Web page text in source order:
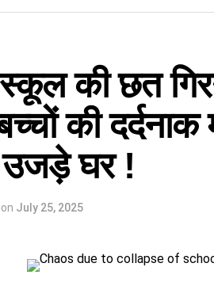
Admit Card 2026 कैसे डाउनलोड
केंद्र पर ले जाने वाले आवश्यक दस्तावेज
2026: परीक्षा पैटर्न और महत्वपूर्ण नियम
के लिए अंतिम समय के टिप्स
Card 2026:
सूचना के अनुसार, अभ्यर्थी अपना
रिक्रूटमेंट पोर्टल के माध्यम से
की छत
की
उजड़े घर !
on July 25, 2025